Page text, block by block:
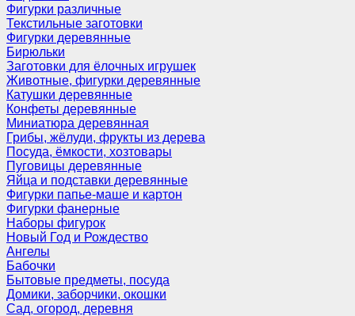
Фигурки различные
Текстильные заготовки
Фигурки деревянные
Бирюльки
Заготовки для ёлочных игрушек
Животные, фигурки деревянные
Катушки деревянные
Конфеты деревянные
Миниатюра деревянная
Грибы, жёлуди, фрукты из дерева
Посуда, ёмкости, хозтовары
Пуговицы деревянные
Яйца и подставки деревянные
Фигурки папье-маше и картон
Фигурки фанерные
Наборы фигурок
Новый Год и Рождество
Ангелы
Бабочки
Бытовые предметы, посуда
Домики, заборчики, окошки
Сад, огород, деревня